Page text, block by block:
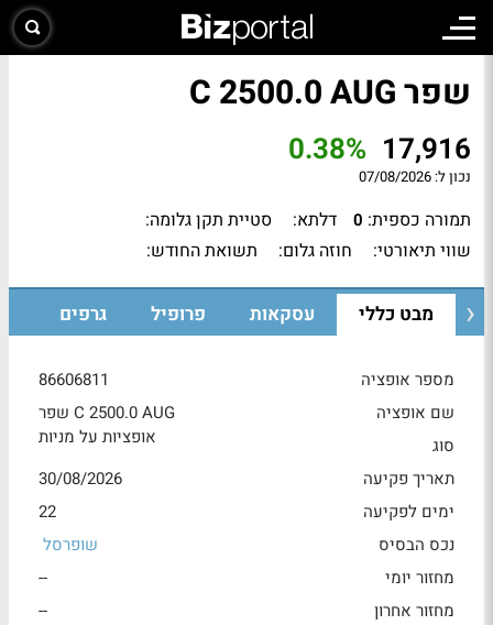
שפר C 2500.0 AUG
17,916
0.38%
נכון ל: 07/08/2026
תמורה כספית: 0 דלתא:
סטיית תקן גלומה:
שווי תיאורטי:
חוזה גלום: תשואת החודש:
מבט כללי עסקאות פרופיל גרפים
מספר אופציה
86606811
שם אופציה
שפר C 2500.0 AUG
סוג
אופציות על מניות
תאריך פקיעה
30/08/2026
ימים לפקיעה
22
נכס הבסיס
שופרסל
מחזור יומי
--
מחזור אחרון
--